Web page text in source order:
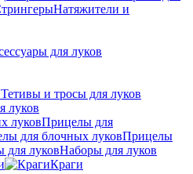
Натяжители и
Тетивы и тросы для луков
луков
Прицелы для
Прицелы
Наборы для луков
Краги